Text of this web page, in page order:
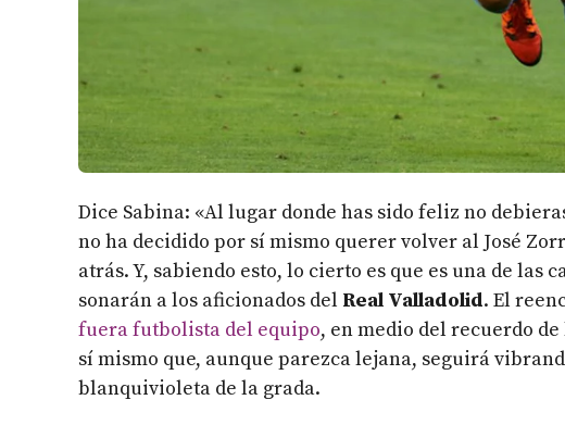
Dice Sabina: «Al lugar donde has sido feliz no
no ha decidido por sí mismo querer volver al José
atrás. Y, sabiendo esto, lo cierto es que es una de las
sonarán a los aficionados del Real Valladolid. El
fuera futbolista del equipo, en medio del recuerdo
sí mismo que, aunque parezca lejana, seguirá
blanquivioleta de la grada.